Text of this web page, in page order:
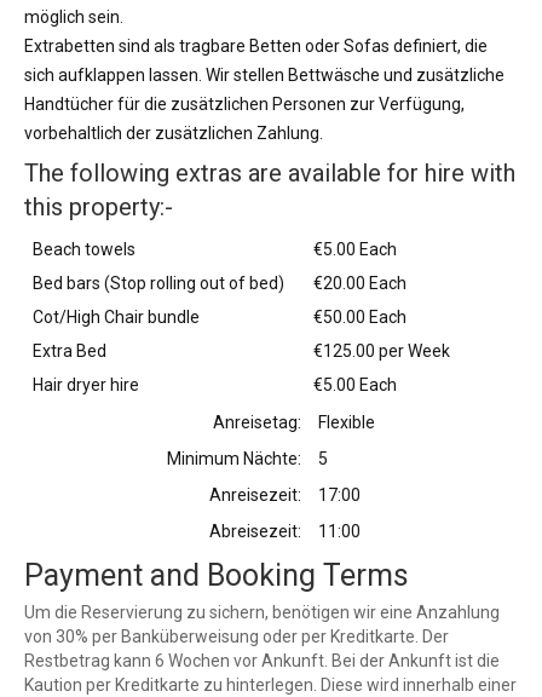
möglich sein.
Extrabetten sind als tragbare Betten oder Sofas definiert, die
sich aufklappen lassen. Wir stellen Bettwäsche und zusätzliche
Handtücher für die zusätzlichen Personen zur Verfügung,
vorbehaltlich der zusätzlichen Zahlung.
The following extras are available for hire with
this property:-
Beach towels
€5.00 Each
Bed bars (Stop rolling out of bed)
€20.00 Each
Cot/High Chair bundle
€50.00 Each
Extra Bed
€125.00 per Week
Hair dryer hire
€5.00 Each
Anreisetag:
Flexible
Minimum Nächte:
5
Anreisezeit:
17:00
Abreisezeit:
11:00
Payment and Booking Terms
Um die Reservierung zu sichern, benötigen wir eine Anzahlung
von 30% per Banküberweisung oder per Kreditkarte. Der
Restbetrag kann 6 Wochen vor Ankunft. Bei der Ankunft ist die
Kaution per Kreditkarte zu hinterlegen. Diese wird innerhalb einer